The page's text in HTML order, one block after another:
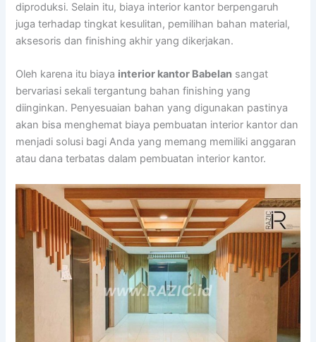
diproduksi. Selain itu, biaya interior kantor berpengaruh
juga terhadap tingkat kesulitan, pemilihan bahan material,
aksesoris dan finishing akhir yang dikerjakan.
Oleh karena itu biaya interior kantor Babelan sangat
bervariasi sekali tergantung bahan finishing yang
diinginkan. Penyesuaian bahan yang digunakan pastinya
akan bisa menghemat biaya pembuatan interior kantor dan
menjadi solusi bagi Anda yang memang memiliki anggaran
atau dana terbatas dalam pembuatan interior kantor.